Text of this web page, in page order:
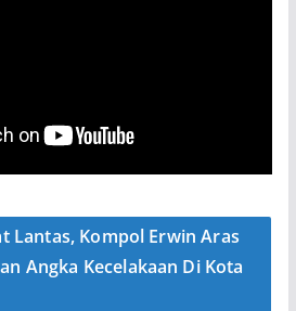
Lantas, Kompol Erwin Aras
Angka Kecelakaan Di Kota